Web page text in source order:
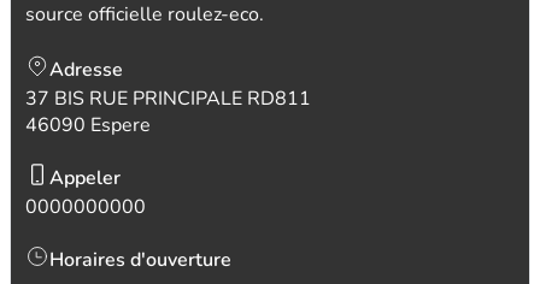
source officielle roulez-eco.
Adresse
37 BIS RUE PRINCIPALE RD811
46090 Espere
Appeler
0000000000
Horaires d'ouverture